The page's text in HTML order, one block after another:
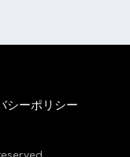
シーポリシー